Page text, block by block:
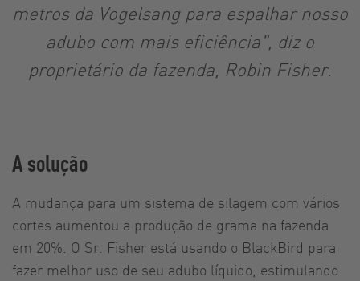
metros da Vogelsang para espalhar nosso
adubo com mais eficiência", diz o
proprietário da fazenda, Robin Fisher.
A solução
A mudança para um sistema de silagem com vários
cortes aumentou a produção de grama na fazenda
em 20%. O Sr. Fisher está usando o BlackBird para
fazer melhor uso de seu adubo líquido, estimulando